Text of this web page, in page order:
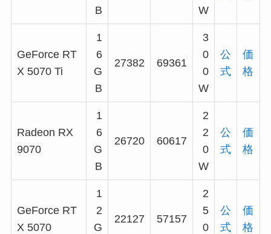
B
W
GeForce RT
X 5070 Ti
1
6
G
B
27382 69361
3
0
0
W
公
式
価
格
Radeon RX
9070
1
6
G
B
26720 60617
2
2
0
W
公
式
価
格
GeForce RT
X 5070
1
2
G
22127 57157
2
5
0
公
式
価
格